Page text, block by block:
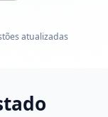
atualizadas